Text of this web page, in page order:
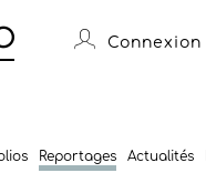
Connexion
Reportages Actualités